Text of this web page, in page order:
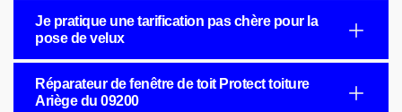
Je pratique une tarification pas chère pour la
pose de velux
Réparateur de fenêtre de toit Protect toiture
Ariège du 09200